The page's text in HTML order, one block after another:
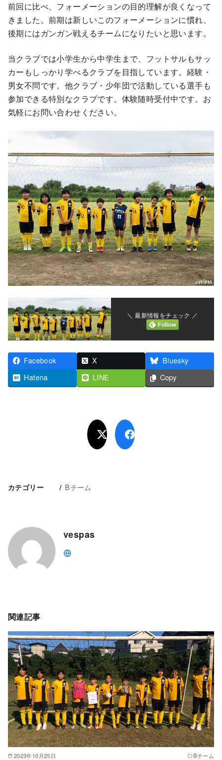
前回に比べ、フォーメーションの目的理解が良くなって
きました。前期は新しいこのフォーメーションに慣れ、
後期にはガンガン戦えるチームになりたいと思います。
当クラブでは小学生から中学生まで、フットサルもサッ
カーもしっかり学べるクラブを目指しています。経験・
男女不問です。他クラブ・少年団で活動している選手も
参加できる特別なクラブです。体験随時受付中です。お
気軽にお問い合わせください。
＼ 最新情報をチェック ／
Facebook X
Bluesky
Hatena
LINE Copy
カテゴリー Bチーム
vespas
関連記事
2023年10月25日 Bチーム